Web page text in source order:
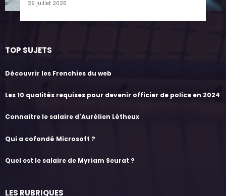
29 juillet 2026
TOP SUJETS
Découvrir les Frenchies du web
Les 10 qualités requises pour devenir officier de police en 2024
Connaitre le salaire d'Aurélien Létheux
Qui a cofondé Microsoft ?
Quel est le salaire de Myriam Seurat ?
LES RUBRIQUES